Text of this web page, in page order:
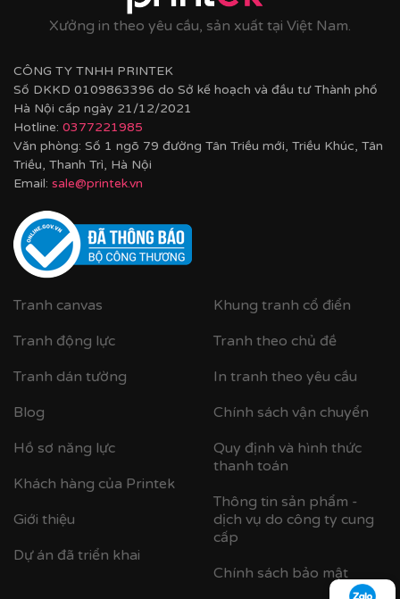
Cận cảnh khung nhựa composite bản khung nhỏ
Xưởng in theo yêu cầu, sản xuất tại Việt Nam.
CÔNG TY TNHH PRINTEK
Số DKKD 0109863396 do Sở kế hoạch và đầu tư Thành phố
Hà Nội cấp ngày 21/12/2021
Hotline: 0377221985
Văn phòng: Số 1 ngõ 79 đường Tân Triều mới, Triều Khúc, Tân
Triều, Thanh Trì, Hà Nội
Email: sale@printek.vn
Tranh canvas
Tranh động lực
Tranh dán tường
Blog
Hồ sơ năng lực
Khách hàng của Printek
Giới thiệu
Dự án đã triển khai
Khung tranh cổ điển
Tranh theo chủ đề
In tranh theo yêu cầu
Chính sách vận chuyển
Quy định và hình thức
thanh toán
Thông tin sản phẩm -
dịch vụ do công ty cung
cấp
Chính sách bảo mật